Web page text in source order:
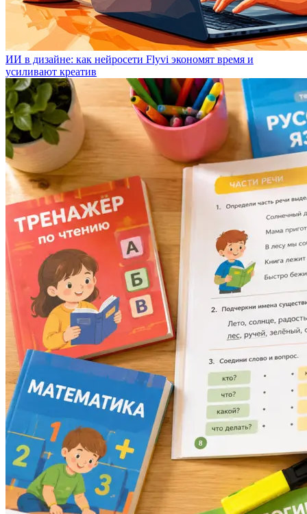
ИИ в дизайне: как нейросети Flyvi экономят время и
усиливают креатив